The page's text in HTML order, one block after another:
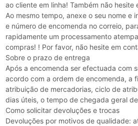
ao cliente em linha! Também não hesite
Ao mesmo tempo, anexe o seu nome e
e número de encomenda no correio,
rapidamente um processamento
compras! ! Por favor, não hesite em
Sobre o prazo de entrega
Após a encomenda ser efectuada com
acordo com a ordem de encomenda, a
atribuição de mercadorias, ciclo de
dias úteis, o tempo de chegada geral
Como solicitar devoluções e trocas
Devoluções por motivos de qualidade: